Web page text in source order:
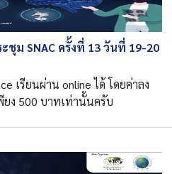
ม SNAC ครั้งที่ 13 วันที่ 19-20
เรียนผ่าน online ได้ โดยค่าลง
ยง 500 บาทเท่านั้นครับ